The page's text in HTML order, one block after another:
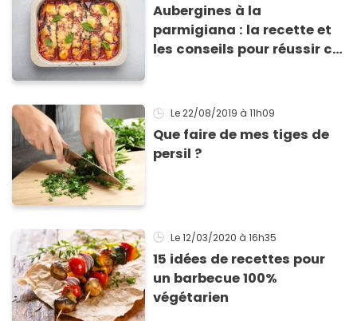
Aubergines à la
parmigiana : la recette et
les conseils pour réussir ce
Le 22/08/2019 à 11h09
Que faire de mes tiges de
persil ?
Le 12/03/2020 à 16h35
15 idées de recettes pour
un barbecue 100%
végétarien